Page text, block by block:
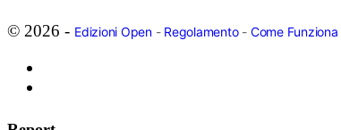
© 2026 - Edizioni Open- Regolamento- Come Funziona